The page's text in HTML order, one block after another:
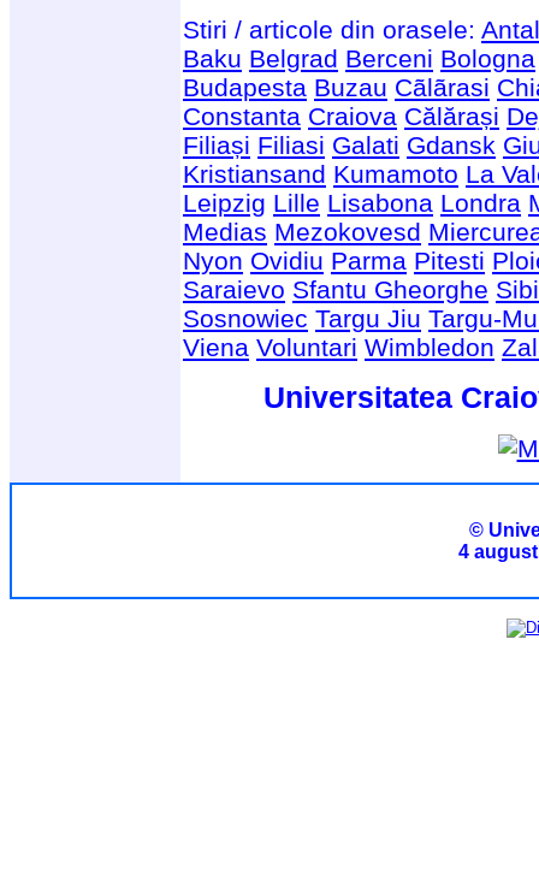
Stiri / articole din orasele:
Baku Belgrad Berceni Bologna
Budapesta Buzau Cãlãrasi
Constanta Craiova Călărași
Filiași Filiasi Galati Gdansk
Kristiansand Kumamoto La
Leipzig Lille Lisabona Londra
Medias Mezokovesd
Nyon Ovidiu Parma Pitesti
Saraievo Sfantu Gheorghe
Sosnowiec Targu Jiu Targu-
Viena Voluntari Wimbledon
Universitatea
©
4